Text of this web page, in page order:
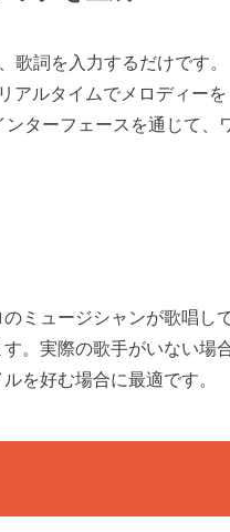
歌詞を入力するだけです。
アルタイムでメロディーを
ンターフェースを通じて、
ミュージシャンが歌唱し
。実際の歌手がいない場
を好む場合に最適です。